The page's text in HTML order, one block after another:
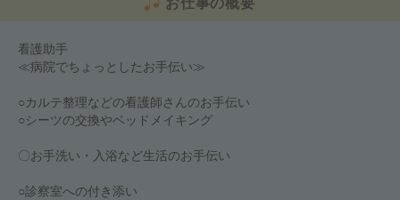
看護助手
≪病院でちょっとしたお手伝い≫
○カルテ整理などの看護師さんのお手伝い
○シーツの交換やベッドメイキング
〇お手洗い・入浴など生活のお手伝い
○診察室への付き添い